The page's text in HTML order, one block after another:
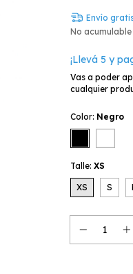
Envío
No
¡Llevá 5 y
Vas a poder
cualquier
Color: Negro
Talle: XS
XS S